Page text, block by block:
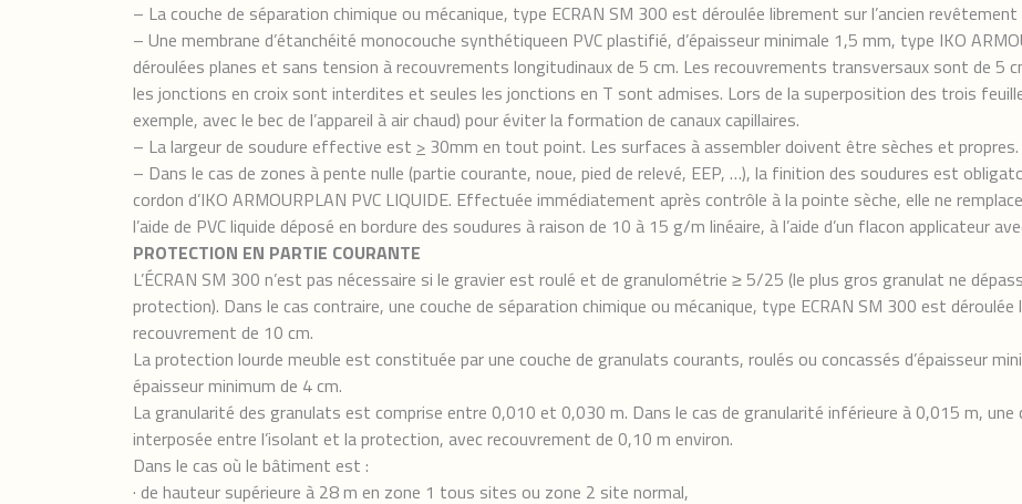
– La couche de séparation chimique ou mécanique, type ECRAN SM 300 est déroulée librement sur l’ancien
– Une membrane d’étanchéité monocouche synthétiqueen PVC plastifié, d’épaisseur minimale 1,5 mm, type IKO
déroulées planes et sans tension à recouvrements longitudinaux de 5 cm. Les recouvrements transversaux sont de 5
les jonctions en croix sont interdites et seules les jonctions en T sont admises. Lors de la superposition des trois
exemple, avec le bec de l’appareil à air chaud) pour éviter la formation de canaux capillaires.
– La largeur de soudure effective est > 30mm en tout point. Les surfaces à assembler doivent être sèches et propres.
– Dans le cas de zones à pente nulle (partie courante, noue, pied de relevé, EEP, …), la finition des soudures est
cordon d’IKO ARMOURPLAN PVC LIQUIDE. Effectuée immédiatement après contrôle à la pointe sèche, elle ne
l’aide de PVC liquide déposé en bordure des soudures à raison de 10 à 15 g/m linéaire, à l’aide d’un flacon applicateur
PROTECTION EN PARTIE COURANTE
L’ÉCRAN SM 300 n’est pas nécessaire si le gravier est roulé et de granulométrie ≥ 5/25 (le plus gros granulat ne
protection). Dans le cas contraire, une couche de séparation chimique ou mécanique, type ECRAN SM 300 est
recouvrement de 10 cm.
La protection lourde meuble est constituée par une couche de granulats courants, roulés ou concassés d’épaisseur
épaisseur minimum de 4 cm.
La granularité des granulats est comprise entre 0,010 et 0,030 m. Dans le cas de granularité inférieure à 0,015 m,
interposée entre l’isolant et la protection, avec recouvrement de 0,10 m environ.
Dans le cas où le bâtiment est :
· de hauteur supérieure à 28 m en zone 1 tous sites ou zone 2 site normal,